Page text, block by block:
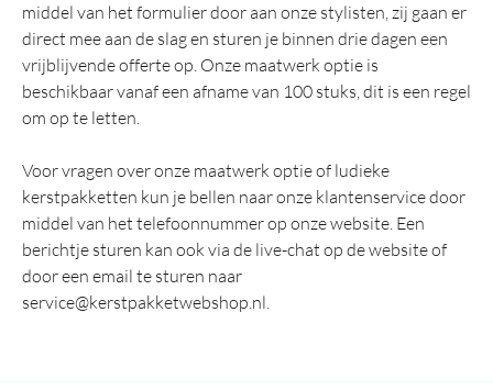
middel van het formulier door aan onze stylisten, zij gaan er
direct mee aan de slag en sturen je binnen drie dagen een
vrijblijvende offerte op. Onze maatwerk optie is
beschikbaar vanaf een afname van 100 stuks, dit is een regel
om op te letten.
Voor vragen over onze maatwerk optie of ludieke
kerstpakketten kun je bellen naar onze klantenservice door
middel van het telefoonnummer op onze website. Een
berichtje sturen kan ook via de live-chat op de website of
door een email te sturen naar
service@kerstpakketwebshop.nl.